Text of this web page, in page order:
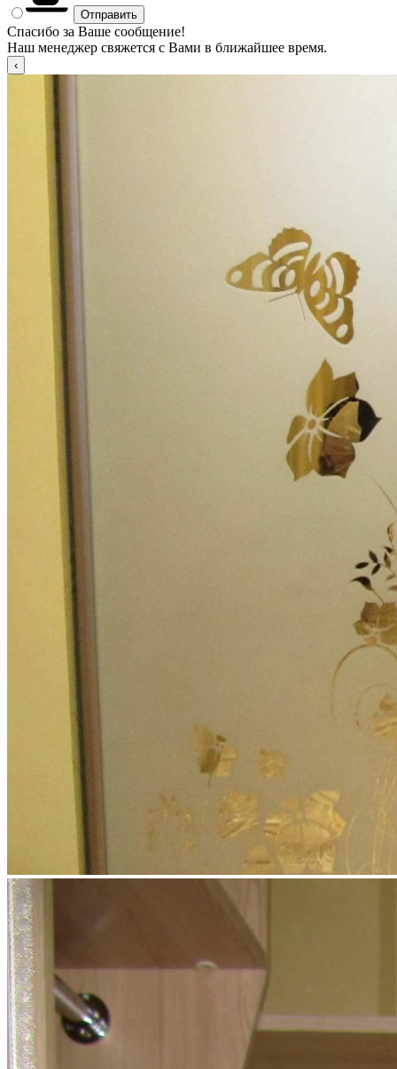
Спасибо за Ваше сообщение!
Наш менеджер свяжется с Вами в ближайшее время.